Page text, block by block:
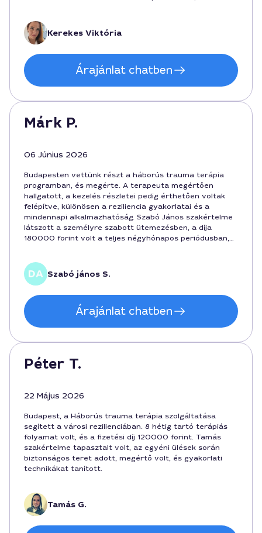
Kerekes Viktória
Árajánlat chatben
Márk P.
06 Június 2026
Budapesten vettünk részt a háborús trauma terápia
programban, és megérte. A terapeuta megértően
hallgatott, a kezelés részletei pedig érthetően voltak
felépítve, különösen a reziliencia gyakorlatai és a
mindennapi alkalmazhatóság. Szabó János szakértelme
látszott a személyre szabott ütemezésben, a díja
180000 forint volt a teljes négyhónapos periódusban,
közelsége plusz pozitívumként hatott.
Szabó jános S.
Árajánlat chatben
Péter T.
22 Május 2026
Budapest, a Háborús trauma terápia szolgáltatása
segített a városi rezilienciában. 8 hétig tartó terápiás
folyamat volt, és a fizetési díj 120000 forint. Tamás
szakértelme tapasztalt volt, az egyéni ülések során
biztonságos teret adott, megértő volt, és gyakorlati
technikákat tanított.
Tamás G.